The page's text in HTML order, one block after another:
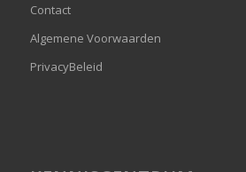
Contact
Algemene Voorwaarden
PrivacyBeleid